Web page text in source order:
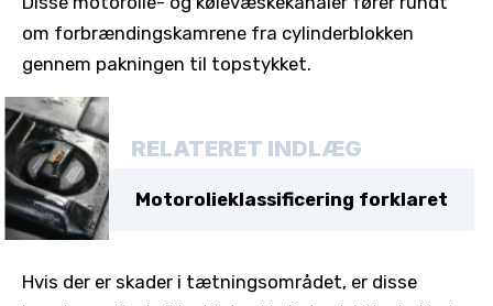
om forbrændingskamrene fra cylinderblokken
gennem pakningen til topstykket.
RELATERET INDLÆG
Motorolieklassificering forklaret
Hvis der er skader i tætningsområdet, er disse